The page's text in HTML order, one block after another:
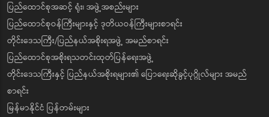
ပြည်ထောင်စုအဆင့် ရုံး၊ အဖွဲ့အစည်းများ
ပြည်ထောင်စုဝန်ကြီးများနှင့် ဒုတိယဝန်ကြီးများစာရင်း
တိုင်းဒေသကြီး/ပြည်နယ်အစိုးရအဖွဲ့ အမည်စာရင်း
ပြည်ထောင်စုအစိုးရသတင်းထုတ်ပြန်ရေးအဖွဲ့
တိုင်းဒေသကြီးနှင့် ပြည်နယ်အစိုးရများ၏ ပြောရေးဆိုခွင့်ပုဂ္ဂိုလ်များ အမည်
စာရင်း
မြန်မာနိုင်ငံ ပြန်တမ်းများ